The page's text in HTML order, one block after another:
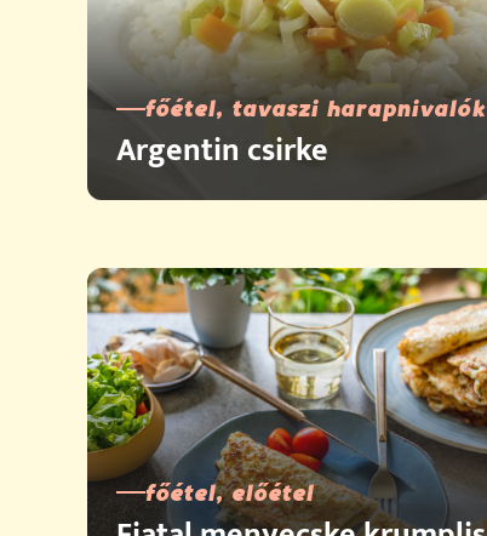
főétel, tavaszi harapnivalók
Argentin csirke
főétel, előétel